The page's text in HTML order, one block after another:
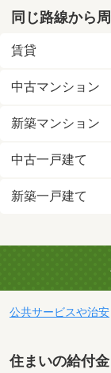
同じ路線から
賃貸
中古マンション
新築マンション
中古一戸建て
新築一戸建て
公共サービスや治安
住まいの給付金